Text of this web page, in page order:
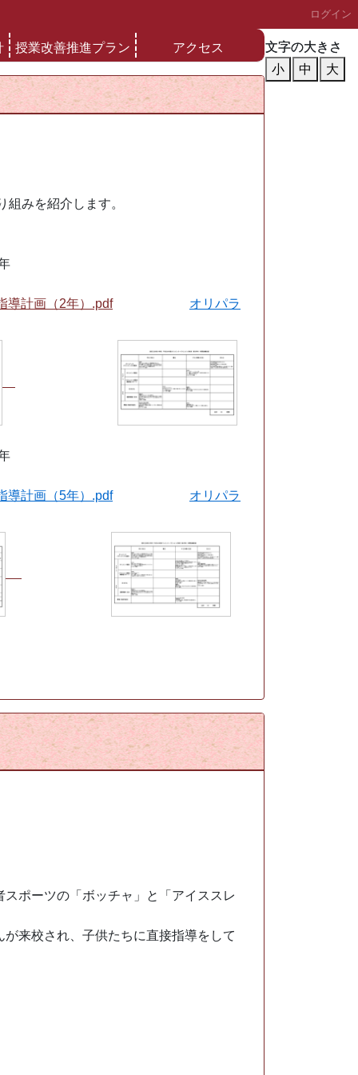
ログイン
文字の大きさ
小
中 大
文字の大きさ
小
中 大
授業改善推進プラン アクセス
みを紹介します。
2学年
導計画（2年）.pdf オリパラ
5学年
導計画（5年）.pdf オリパラ
ポーツの「ボッチャ」と「アイススレ
来校され、子供たちに直接指導をして